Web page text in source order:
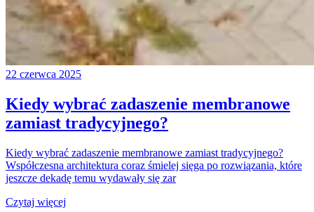
22 czerwca 2025
Kiedy wybrać zadaszenie membranowe
zamiast tradycyjnego?
Kiedy wybrać zadaszenie membranowe zamiast tradycyjnego?
Współczesna architektura coraz śmielej sięga po rozwiązania, które
jeszcze dekadę temu wydawały się zar
Czytaj więcej